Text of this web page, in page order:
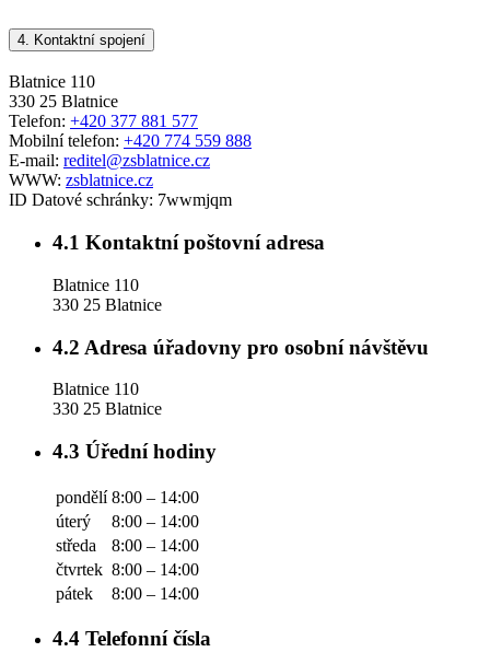
4. Kontaktní spojení
Blatnice 110
330 25 Blatnice
Telefon: +420 377 881 577
Mobilní telefon: +420 774 559 888
E-mail: reditel@zsblatnice.cz
WWW: zsblatnice.cz
ID Datové schránky: 7wwmjqm
4.1 Kontaktní poštovní adresa
Blatnice 110
330 25 Blatnice
4.2 Adresa úřadovny pro osobní návštěvu
Blatnice 110
330 25 Blatnice
4.3 Úřední hodiny
pondělí 8:00 – 14:00
úterý
8:00 – 14:00
středa
8:00 – 14:00
čtvrtek 8:00 – 14:00
pátek
8:00 – 14:00
4.4 Telefonní čísla